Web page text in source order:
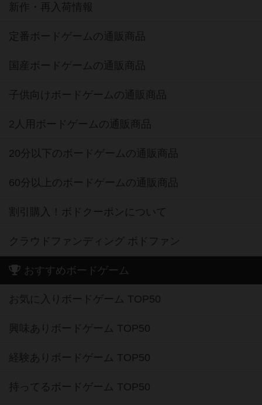
新作・再入荷情報
定番ボードゲームの通販商品
国産ボードゲームの通販商品
子供向けボードゲームの通販商品
2人用ボードゲームの通販商品
20分以下のボードゲームの通販商品
60分以上のボードゲームの通販商品
割引購入！ボドクーポンについて
クラウドファンディング ボドファン
おすすめボードゲーム
お気に入りボードゲーム TOP50
興味ありボードゲーム TOP50
経験ありボードゲーム TOP50
持ってるボードゲーム TOP50